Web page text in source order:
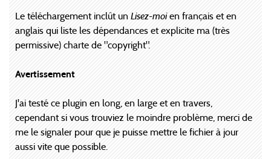
Le téléchargement inclût un Lisez-moien français et en
anglais qui liste les dépendances et explicite ma (très
permissive) charte de "copyright".
Avertissement
J'ai testé ce plugin en long, en large et en travers,
cependant si vous trouviez le moindre problème, merci de
me le signaler pour que je puisse mettre le fichier à jour
aussi vite que possible.